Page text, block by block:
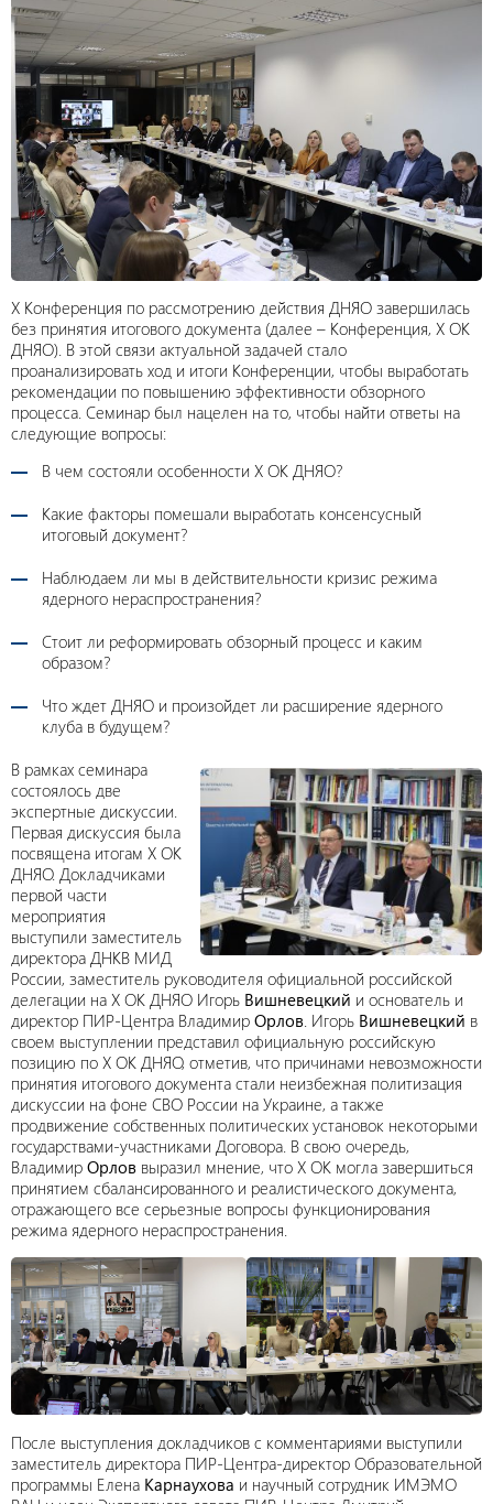
Х Конференция по рассмотрению действия ДНЯО завершилась
без принятия итогового документа (далее – Конференция, Х ОК
ДНЯО). В этой связи актуальной задачей стало
проанализировать ход и итоги Конференции, чтобы выработать
рекомендации по повышению эффективности обзорного
процесса. Семинар был нацелен на то, чтобы найти ответы на
следующие вопросы:
В чем состояли особенности Х ОК ДНЯО?
Какие факторы помешали выработать консенсусный
итоговый документ?
Наблюдаем ли мы в действительности кризис режима
ядерного нераспространения?
Стоит ли реформировать обзорный процесс и каким
образом?
Что ждет ДНЯО и произойдет ли расширение ядерного
клуба в будущем?
В рамках семинара
состоялось две
экспертные дискуссии.
Первая дискуссия была
посвящена итогам Х ОК
ДНЯО. Докладчиками
первой части
мероприятия
выступили заместитель
директора ДНКВ МИД
России, заместитель руководителя официальной российской
делегации на Х ОК ДНЯО Игорь Вишневецкий и основатель и
директор ПИР-Центра Владимир Орлов. Игорь Вишневецкий в
своем выступлении представил официальную российскую
позицию по X ОК ДНЯО, отметив, что причинами невозможности
принятия итогового документа стали неизбежная политизация
дискуссии на фоне СВО России на Украине, а также
продвижение собственных политических установок некоторыми
государствами-участниками Договора. В свою очередь,
Владимир Орлов выразил мнение, что Х ОК могла завершиться
принятием сбалансированного и реалистического документа,
отражающего все серьезные вопросы функционирования
режима ядерного нераспространения.
После выступления докладчиков с комментариями выступили
заместитель директора ПИР-Центра-директор Образовательной
программы Елена Карнаухова и научный сотрудник ИМЭМО